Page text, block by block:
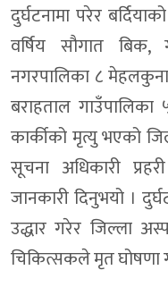
दुर्घटनामा परेर
वर्षिय सौगात बिक,
नगरपालिका ८
बराहताल गाउँपालिका
कार्कीको मृत्यु भएको
सूचना अधिकारी
जानकारी दिनुभयो ।
उद्धार गरेर जिल्ला
चिकित्सकले मृत घोषणा